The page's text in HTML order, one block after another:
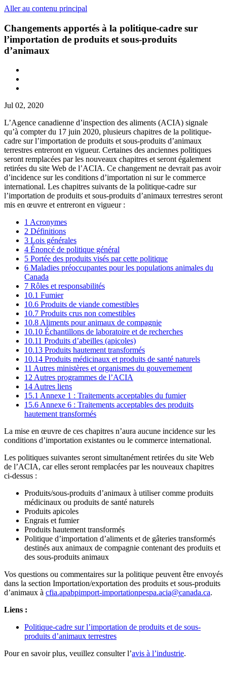
Aller au contenu principal
Changements apportés à la politique-cadre sur
l’importation de produits et sous-produits
d’animaux
Jul 02, 2020
L’Agence canadienne d’inspection des aliments (ACIA) signale
qu’à compter du 17 juin 2020, plusieurs chapitres de la politique-
cadre sur l’importation de produits et sous-produits d’animaux
terrestres entreront en vigueur. Certaines des anciennes politiques
seront remplacées par les nouveaux chapitres et seront également
retirées du site Web de l’ACIA. Ce changement ne devrait pas avoir
d’incidence sur les conditions d’importation ni sur le commerce
international. Les chapitres suivants de la politique-cadre sur
l’importation de produits et sous-produits d’animaux terrestres seront
mis en œuvre et entreront en vigueur :
1 Acronymes
2 Définitions
3 Lois générales
4 Énoncé de politique général
5 Portée des produits visés par cette politique
6 Maladies préoccupantes pour les populations animales du
Canada
7 Rôles et responsabilités
10.1 Fumier
10.6 Produits de viande comestibles
10.7 Produits crus non comestibles
10.8 Aliments pour animaux de compagnie
10.10 Échantillons de laboratoire et de recherches
10.11 Produits d’abeilles (apicoles)
10.13 Produits hautement transformés
10.14 Produits médicinaux et produits de santé naturels
11 Autres ministères et organismes du gouvernement
12 Autres programmes de l’ACIA
14 Autres liens
15.1 Annexe 1 : Traitements acceptables du fumier
15.6 Annexe 6 : Traitements acceptables des produits
hautement transformés
La mise en œuvre de ces chapitres n’aura aucune incidence sur les
conditions d’importation existantes ou le commerce international.
Les politiques suivantes seront simultanément retirées du site Web
de l’ACIA, car elles seront remplacées par les nouveaux chapitres
ci-dessus :
Produits/sous-produits d’animaux à utiliser comme produits
médicinaux ou produits de santé naturels
Produits apicoles
Engrais et fumier
Produits hautement transformés
Politique d’importation d’aliments et de gâteries transformés
destinés aux animaux de compagnie contenant des produits et
des sous-produits animaux
Vos questions ou commentaires sur la politique peuvent être envoyés
dans la section Importation/exportation des produits et sous-produits
d’animaux à cfia.apabpimport-importationpespa.acia@canada.ca.
Liens :
Politique-cadre sur l’importation de produits et de sous-
produits d’animaux terrestres
Pour en savoir plus, veuillez consulter l’avis à l’industrie.